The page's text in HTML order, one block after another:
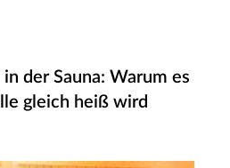
der Sauna: Warum es
gleich heiß wird